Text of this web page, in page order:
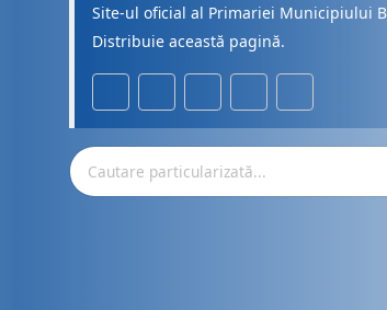
Site-ul oficial al Primariei Municipiului
Distribuie această pagină.